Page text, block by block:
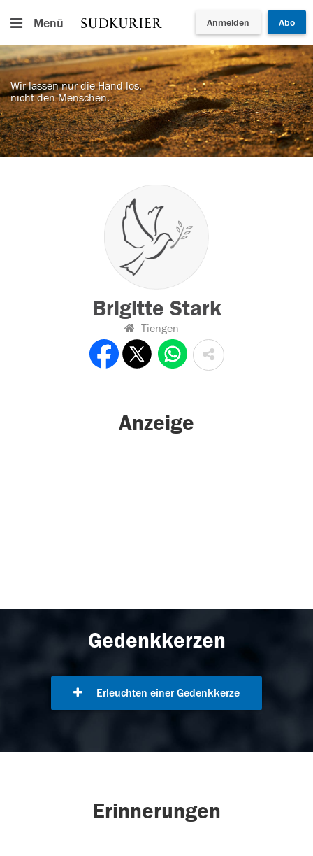
Menü Anmelden Abo
Wir lassen nur die Hand los,
nicht den Menschen.
Brigitte Stark
Tiengen
Anzeige
Gedenkkerzen
Erleuchten einer Gedenkkerze
Erinnerungen